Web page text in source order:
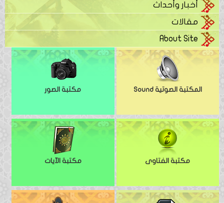
أخبار وأحداث
مقالات
About Site
المكتبة الصوتية Sound مكتبة الصور
مكتبة الفتاوى مكتبة الآيات